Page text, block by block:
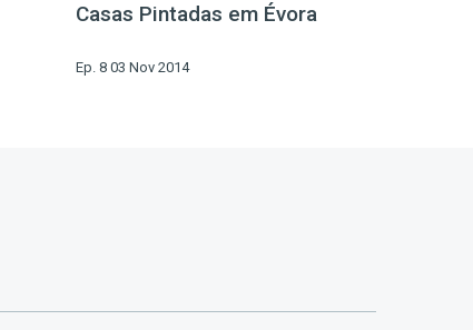
Casas Pintadas em Évora
Ep. 8 03 Nov 2014